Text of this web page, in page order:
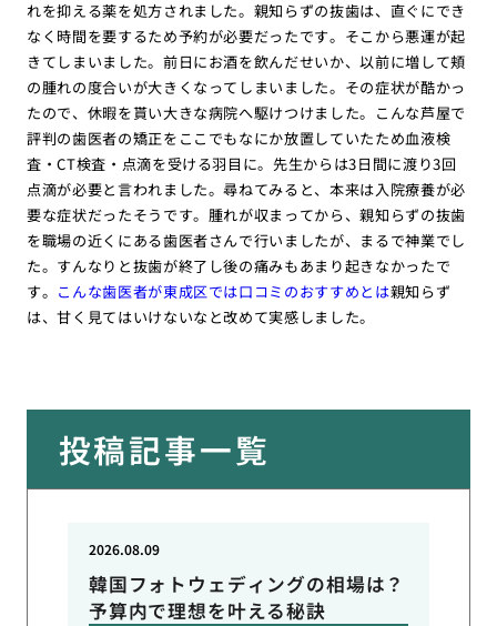
れを抑える薬を処方されました。親知らずの抜歯は、直ぐにでき
なく時間を要するため予約が必要だったです。そこから悪運が起
きてしまいました。前日にお酒を飲んだせいか、以前に増して頬
の腫れの度合いが大きくなってしまいました。その症状が酷かっ
たので、休暇を貰い大きな病院へ駆けつけました。こんな芦屋で
評判の歯医者の矯正をここでもなにか放置していたため血液検
査・CT検査・点滴を受ける羽目に。先生からは3日間に渡り3回
点滴が必要と言われました。尋ねてみると、本来は入院療養が必
要な症状だったそうです。腫れが収まってから、親知らずの抜歯
を職場の近くにある歯医者さんで行いましたが、まるで神業でし
た。すんなりと抜歯が終了し後の痛みもあまり起きなかったで
す。 こんな歯医者が東成区では口コミのおすすめとは親知らず
は、甘く見てはいけないなと改めて実感しました。
投稿記事一覧
韓国フォトウェディングの相場は？
予算内で理想を叶える秘訣
2026.08.09